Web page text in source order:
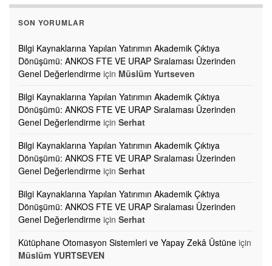
SON YORUMLAR
Bilgi Kaynaklarına Yapılan Yatırımın Akademik Çıktıya
Dönüşümü: ANKOS FTE VE URAP Sıralaması Üzerinden
Genel Değerlendirme için Müslüm Yurtseven
Bilgi Kaynaklarına Yapılan Yatırımın Akademik Çıktıya
Dönüşümü: ANKOS FTE VE URAP Sıralaması Üzerinden
Genel Değerlendirme için Serhat
Bilgi Kaynaklarına Yapılan Yatırımın Akademik Çıktıya
Dönüşümü: ANKOS FTE VE URAP Sıralaması Üzerinden
Genel Değerlendirme için Serhat
Bilgi Kaynaklarına Yapılan Yatırımın Akademik Çıktıya
Dönüşümü: ANKOS FTE VE URAP Sıralaması Üzerinden
Genel Değerlendirme için Serhat
Kütüphane Otomasyon Sistemleri ve Yapay Zekâ Üstüne için
Müslüm YURTSEVEN